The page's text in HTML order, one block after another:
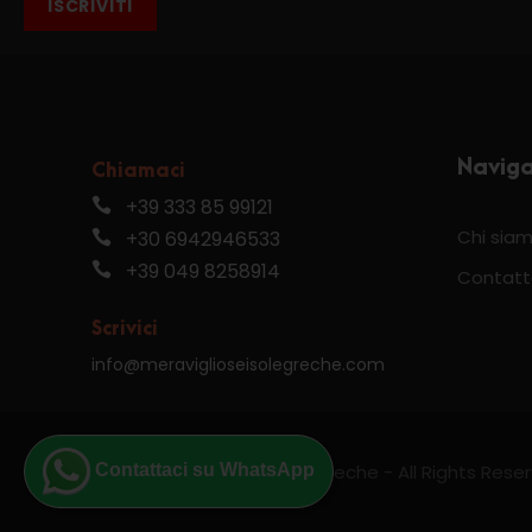
Contattaci su WhatsApp
ISCRIVITI
Chiamaci
+39 333 85 99121
+30 6942946533
+39 049 8258914
Scrivici
info@meraviglioseisolegreche.com
Chi
© 2024 Meravigliose isole greche - All Rights